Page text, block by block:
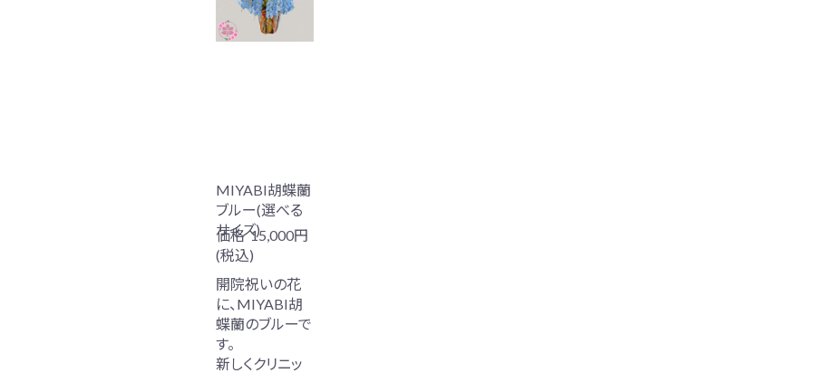
MIYABI胡蝶蘭
ブルー(選べる
サイズ)
価格15,000円
(税込)
開院祝いの花
に、MIYABI胡
蝶蘭のブルーで
す。
新しくクリニッ